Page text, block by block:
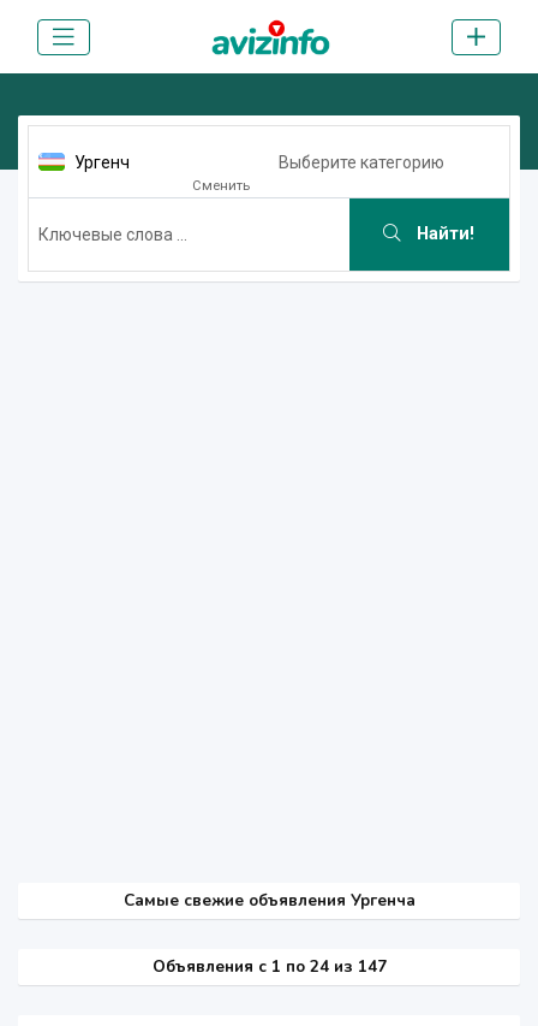
Ургенч
Сменить
Выберите категорию
Найти!
Самые свежие объявления Ургенча
Объявления c 1 по 24 из 147